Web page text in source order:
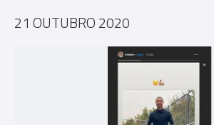
21 OUTUBRO 2020